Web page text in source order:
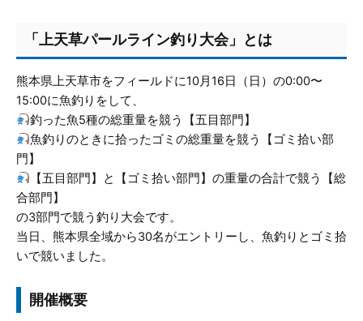
「上天草パールライン釣り大会」とは
熊本県上天草市をフィールドに10月16日（日）の0:00〜
15:00に魚釣りをして、
釣った魚5種の総重量を競う【五目部門】
魚釣りのときに拾ったゴミの総重量を競う【ゴミ拾い部
門】
【五目部門】と【ゴミ拾い部門】の重量の合計で競う【総
合部門】
の3部門で競う釣り大会です。
当日、熊本県全域から30名がエントリーし、魚釣りとゴミ拾
いで競いました。
開催概要